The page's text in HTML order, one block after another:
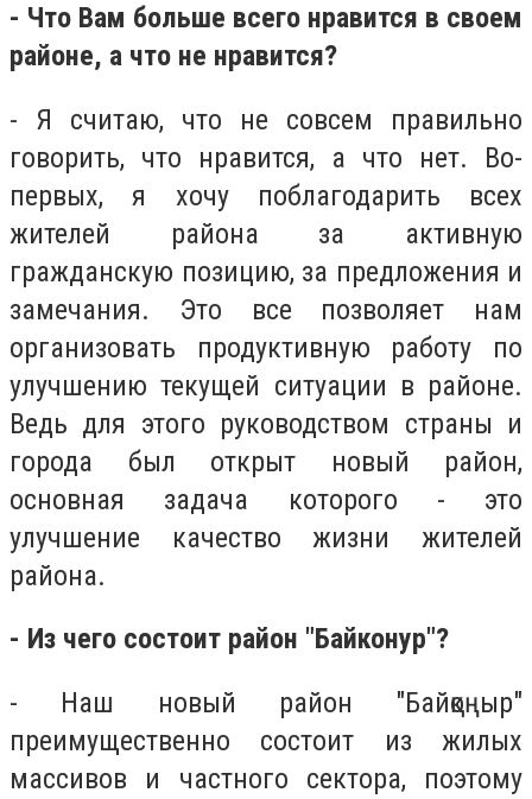
- Что Вам больше всего нравится в своем
районе, а что не нравится?
- Я считаю, что не совсем правильно
говорить, что нравится, а что нет. Во-
первых, я хочу поблагодарить всех
жителей района за активную
гражданскую позицию, за предложения и
замечания. Это все позволяет нам
организовать продуктивную работу по
улучшению текущей ситуации в районе.
Ведь для этого руководством страны и
города был открыт новый район,
основная задача которого - это
улучшение качество жизни жителей
района.
- Из чего состоит район "Байконур"?
- Наш новый район "Байқоңыр"
преимущественно состоит из жилых
массивов и частного сектора, поэтому